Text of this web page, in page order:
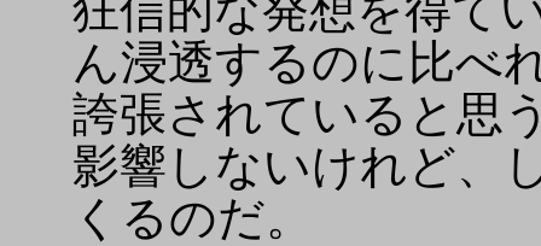
狂信的な発想を得て
ん浸透するのに比べ
誇張されていると思
影響しないけれど、
くるのだ。